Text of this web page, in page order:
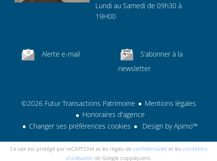
Lundi au Samedi de 09h30 à
19H00
Alerte e-mail
S’abonner à la
newsletter
©2026 Futur Transactions Patrimoine
Mentions légales
Honoraires d'agence
Changer ses préférences cookies
Design byApimo™
Ce site est protégé par reCAPTCHA et les règles de confidentialitéet les conditions
d'utilisation de Google s'appliquent.